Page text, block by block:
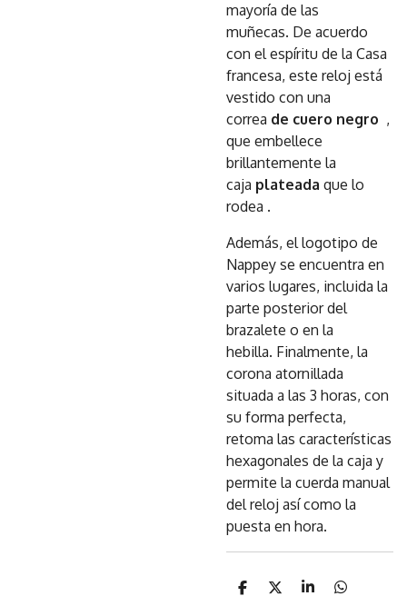
mayoría de las
muñecas. De acuerdo
con el espíritu de la Casa
francesa, este reloj está
vestido con una
correa de cuero negro ,
que embellece
brillantemente la
caja plateada que lo
rodea .
Además, el logotipo de
Nappey se encuentra en
varios lugares, incluida la
parte posterior del
brazalete o en la
hebilla. Finalmente, la
corona atornillada
situada a las 3 horas, con
su forma perfecta,
retoma las características
hexagonales de la caja y
permite la cuerda manual
del reloj así como la
puesta en hora.
C
C
C
C